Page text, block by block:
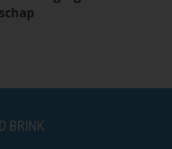
BRINK